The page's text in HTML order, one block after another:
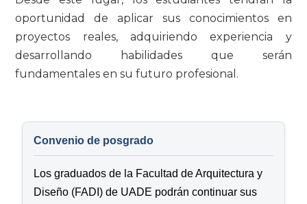
oportunidad de aplicar sus conocimientos en
proyectos reales, adquiriendo experiencia y
desarrollando habilidades que serán
fundamentales en su futuro profesional.
Convenio de posgrado
Los graduados de la Facultad de Arquitectura y
Diseño (FADI) de UADE podrán continuar sus